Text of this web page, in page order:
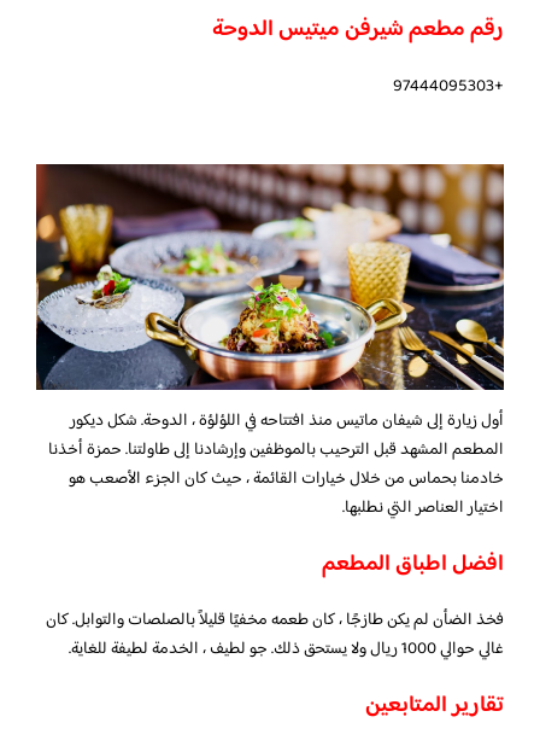
رقم مطعم شيرفن ميتيس الدوحة
+97444095303
أول زيارة إلى شيفان ماتيس منذ افتتاحه في اللؤلؤة ، الدوحة. شكل ديكور
المطعم المشهد قبل الترحيب بالموظفين وإرشادنا إلى طاولتنا. حمزة أخذنا
خادمنا بحماس من خلال خيارات القائمة ، حيث كان الجزء الأصعب هو
اختيار العناصر التي نطلبها.
افضل اطباق المطعم
فخذ الضأن لم يكن طازجًا ، كان طعمه مخفيًا قليلاً بالصلصات والتوابل. كان
غالي حوالي 1000 ريال ولا يستحق ذلك. جو لطيف ، الخدمة لطيفة للغاية.
تقارير المتابعين